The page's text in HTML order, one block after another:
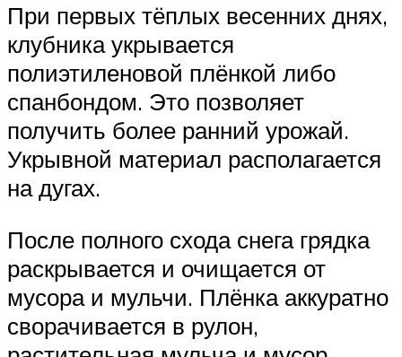
При первых тёплых весенних днях,
клубника укрывается
полиэтиленовой плёнкой либо
спанбондом. Это позволяет
получить более ранний урожай.
Укрывной материал располагается
на дугах.
После полного схода снега грядка
раскрывается и очищается от
мусора и мульчи. Плёнка аккуратно
сворачивается в рулон,